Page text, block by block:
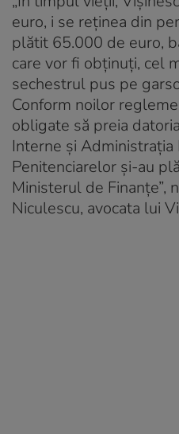
euro, i se reținea din
plătit 65.000 de euro,
care vor fi obținuți, cel
sechestrul pus pe
Conform noilor
obligate să preia
Interne și Administrația
Penitenciarelor și-au
Ministerul de Finanțe”,
Niculescu, avocata lui